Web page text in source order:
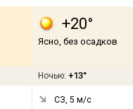
+20°
Ясно, без осадков
Ночью: +13°
СЗ, 5 м/с